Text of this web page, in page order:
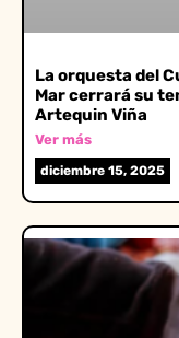
La orquesta del
Mar cerrará su
Artequin Viña
Ver más
diciembre 15, 2025